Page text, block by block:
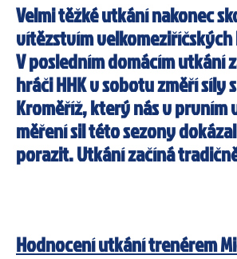
Velmi těžké utkání nakonec
vítězstvím
V posledním domácím utkání
hráči HHK v sobotu změří síly
Kroměříž, který nás v prvním
měření sil této sezony
porazit. Utkání začíná
Hodnocení utkání trenérem